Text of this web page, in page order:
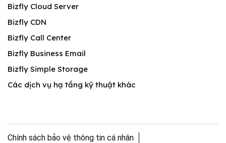
Bizfly Cloud Server
Bizfly CDN
Bizfly Call Center
Bizfly Business Email
Bizfly Simple Storage
Các dịch vụ hạ tầng kỹ thuật khác
Chính sách bảo vệ thông tin cá nhân